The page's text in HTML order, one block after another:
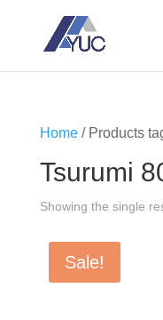
Home/ Products
Tsurumi
Showing the single
Sale!